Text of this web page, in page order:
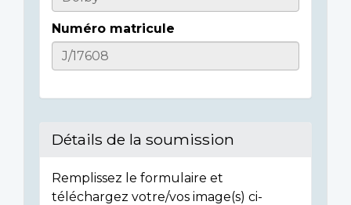
Numéro matricule
Détails de la soumission
Remplissez le formulaire et
téléchargez votre/vos image(s) ci-